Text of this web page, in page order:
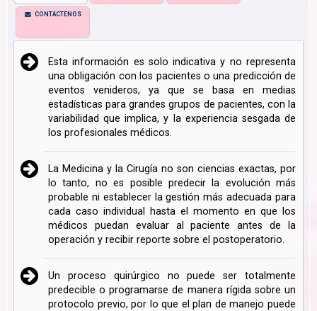
CONTÁCTENOS
Esta información es solo indicativa y no representa
una obligación con los pacientes o una predicción de
eventos venideros, ya que se basa en medias
estadísticas para grandes grupos de pacientes, con la
variabilidad que implica, y la experiencia sesgada de
los profesionales médicos.
La Medicina y la Cirugía no son ciencias exactas, por
lo tanto, no es posible predecir la evolución más
probable ni establecer la gestión más adecuada para
cada caso individual hasta el momento en que los
médicos puedan evaluar al paciente antes de la
operación y recibir reporte sobre el postoperatorio.
Un proceso quirúrgico no puede ser totalmente
predecible o programarse de manera rígida sobre un
protocolo previo, por lo que el plan de manejo puede